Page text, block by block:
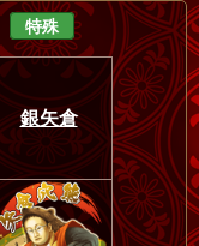
特殊
銀矢倉